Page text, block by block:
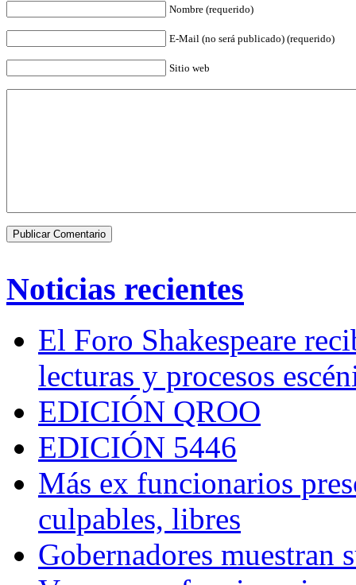
Nombre (requerido)
E-Mail (no será publicado) (requerido)
Sitio web
Noticias recientes
El Foro Shakespeare
lecturas y procesos
EDICIÓN QROO
EDICIÓN 5446
Más ex funcionarios
culpables, libres
Gobernadores muestran